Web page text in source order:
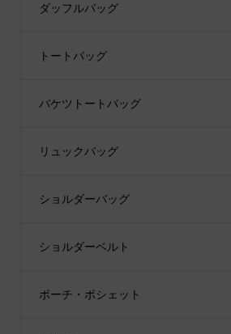
ダッフルバッグ
トートバッグ
バケツトートバッグ
リュックバッグ
ショルダーバッグ
ショルダーベルト
ポーチ・ポシェット